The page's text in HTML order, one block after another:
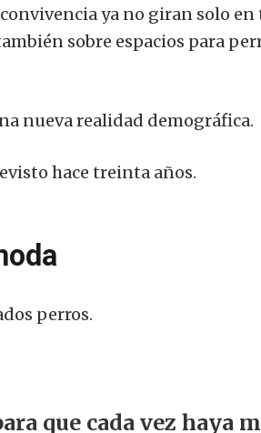
ya no giran solo en
sobre espacios para
nueva realidad demográfica.
hace treinta años.
perros.
que cada vez haya